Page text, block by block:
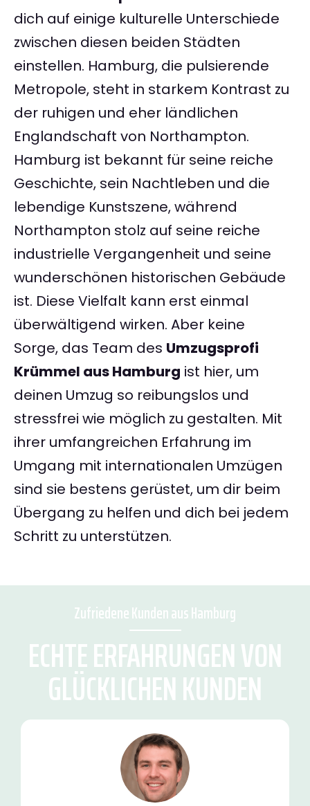
dich auf einige kulturelle Unterschiede
zwischen diesen beiden Städten
einstellen. Hamburg, die pulsierende
Metropole, steht in starkem Kontrast zu
der ruhigen und eher ländlichen
Englandschaft von Northampton.
Hamburg ist bekannt für seine reiche
Geschichte, sein Nachtleben und die
lebendige Kunstszene, während
Northampton stolz auf seine reiche
industrielle Vergangenheit und seine
wunderschönen historischen Gebäude
ist. Diese Vielfalt kann erst einmal
überwältigend wirken. Aber keine
Sorge, das Team des Umzugsprofi
Krümmel aus Hamburg ist hier, um
deinen Umzug so reibungslos und
stressfrei wie möglich zu gestalten. Mit
ihrer umfangreichen Erfahrung im
Umgang mit internationalen Umzügen
sind sie bestens gerüstet, um dir beim
Übergang zu helfen und dich bei jedem
Schritt zu unterstützen.
Zufriedene Kunden aus Hamburg
ECHTE ERFAHRUNGEN VON
GLÜCKLICHEN KUNDEN